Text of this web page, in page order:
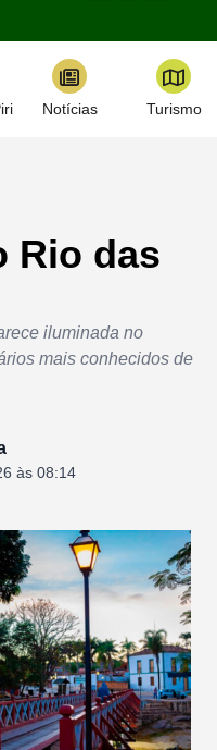
Notícias Turismo
Rio das
iluminada no
mais conhecidos de
às 08:14